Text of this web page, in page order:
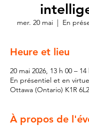
mer. 20 mai
  |
En
Heure et lieu
20 mai 2026, 13 h 00 –
En présentiel et en
Ottawa (Ontario) K1R
À propos de